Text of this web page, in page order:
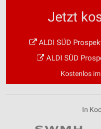
Jetzt
ALDI SÜD
ALDI SÜD
Kostenlos
In